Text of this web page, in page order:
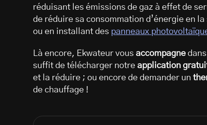
réduisant les émissions de gaz à effet de
de réduire sa consommation d’énergie en
ou en installant des panneaux
Là encore, Ekwateur vous accompagne
suffit de télécharger notre application
et la réduire ; ou encore de demander un
de chauffage !